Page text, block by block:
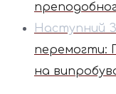
Наступний
перемогти:
на